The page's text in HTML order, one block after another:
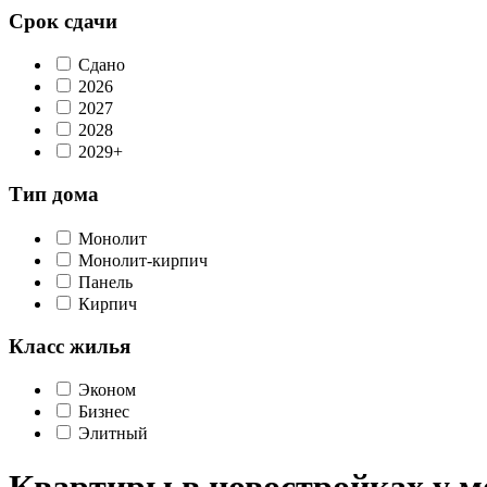
Срок сдачи
Сдано
2026
2027
2028
2029+
Тип дома
Монолит
Монолит-кирпич
Панель
Кирпич
Класс жилья
Эконом
Бизнес
Элитный